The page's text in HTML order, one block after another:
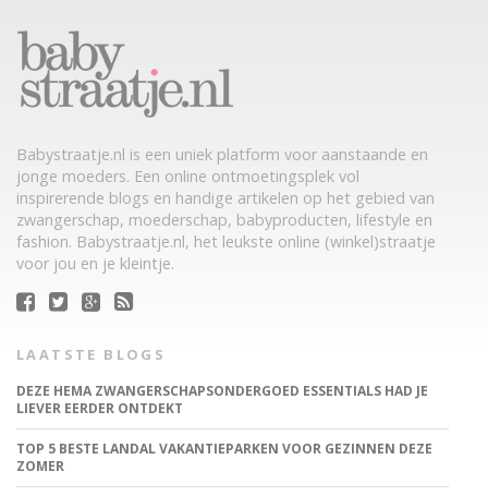
Babystraatje.nl is een uniek platform voor aanstaande en
jonge moeders. Een online ontmoetingsplek vol
inspirerende blogs en handige artikelen op het gebied van
zwangerschap, moederschap, babyproducten, lifestyle en
fashion. Babystraatje.nl, het leukste online (winkel)straatje
voor jou en je kleintje.
LAATSTE BLOGS
DEZE HEMA ZWANGERSCHAPSONDERGOED ESSENTIALS HAD JE
LIEVER EERDER ONTDEKT
TOP 5 BESTE LANDAL VAKANTIEPARKEN VOOR GEZINNEN DEZE
ZOMER